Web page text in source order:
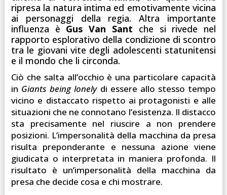
ripresa la natura intima ed emotivamente vicina
ai personaggi della regia. Altra importante
influenza è Gus Van Sant che si rivede nel
rapporto esplorativo della condizione di scontro
tra le giovani vite degli adolescenti statunitensi
e il mondo che li circonda.
Ciò che salta all’occhio è una particolare capacità
in Giants being lonelydi essere allo stesso tempo
vicino e distaccato rispetto ai protagonisti e alle
situazioni che ne connotano l’esistenza. Il distacco
sta precisamente nel riuscire a non prendere
posizioni. L’impersonalità della macchina da presa
risulta preponderante e nessuna azione viene
giudicata o interpretata in maniera profonda. Il
risultato è un’impersonalità della macchina da
presa che decide cosa e chi mostrare.